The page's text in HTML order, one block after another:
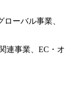
ーバル事業、
業、EC・オ